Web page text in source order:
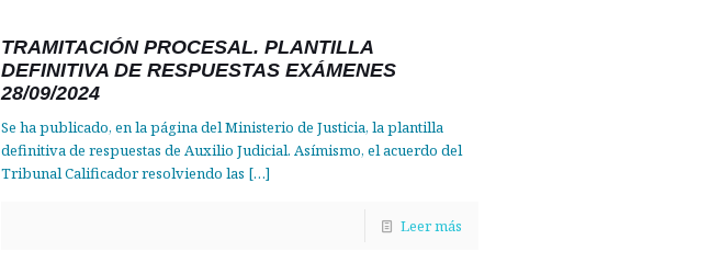
TRAMITACIÓN PROCESAL. PLANTILLA
DEFINITIVA DE RESPUESTAS EXÁMENES
28/09/2024
Se ha publicado, en la página del Ministerio de Justicia, la plantilla
definitiva de respuestas de Auxilio Judicial. Asímismo, el acuerdo del
Tribunal Calificador resolviendo las […]
Leer más